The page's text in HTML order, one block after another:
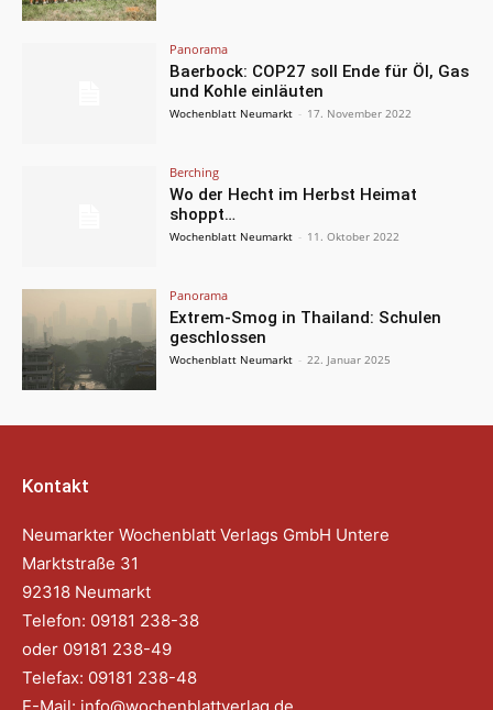
Panorama
Baerbock: COP27 soll Ende für Öl, Gas
und Kohle einläuten
Wochenblatt Neumarkt - 17. November 2022
Berching
Wo der Hecht im Herbst Heimat
shoppt…
Wochenblatt Neumarkt - 11. Oktober 2022
Panorama
Extrem-Smog in Thailand: Schulen
geschlossen
Wochenblatt Neumarkt - 22. Januar 2025
Kontakt
Neumarkter Wochenblatt Verlags GmbH Untere
Marktstraße 31
92318 Neumarkt
Telefon: 09181 238-38
oder 09181 238-49
Telefax: 09181 238-48
E-Mail: info@wochenblattverlag.de